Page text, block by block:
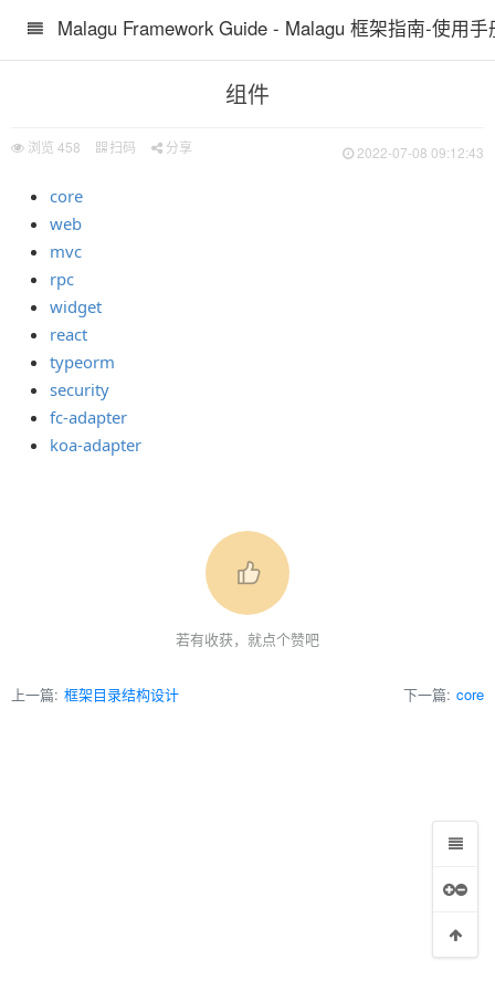
Malagu Framework Guide - Malagu 框架指南-使用手
组件
浏览 458 扫码 分享 2022-07-08 09:12:43
core
web
mvc
rpc
widget
react
typeorm
security
fc-adapter
koa-adapter
若有收获，就点个赞吧
上一篇: 框架目录结构设计 下一篇: core